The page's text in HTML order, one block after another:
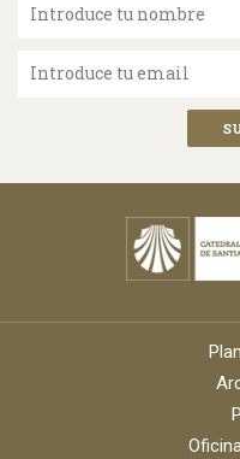
Introduce tu nombre
Introduce tu email